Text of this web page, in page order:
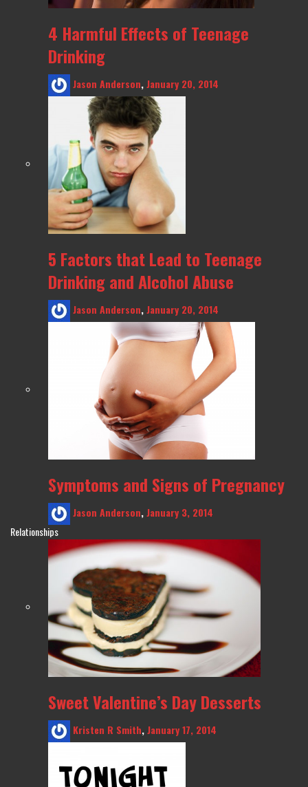
4 Harmful Effects of Teenage
Drinking
Jason Anderson,January 20, 2014
5 Factors that Lead to Teenage
Drinking and Alcohol Abuse
Jason Anderson,January 20, 2014
Symptoms and Signs of Pregnancy
Jason Anderson,January 3, 2014
Relationships
Sweet Valentine’s Day Desserts
Kristen R Smith,January 17, 2014